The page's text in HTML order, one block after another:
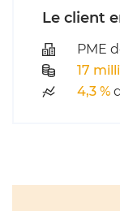
Le client
PME
17
4,3 %